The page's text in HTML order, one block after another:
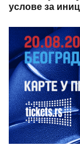
услове за